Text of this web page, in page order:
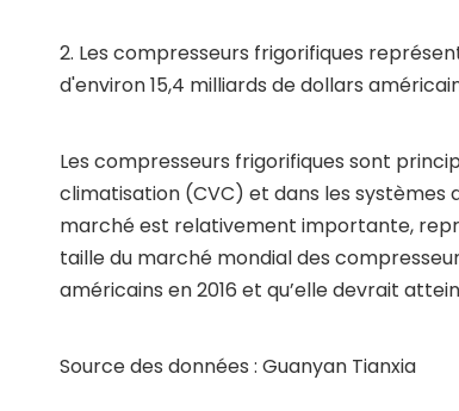
2. Les compresseurs frigorifiques
d'environ 15,4 milliards de dollars
Les compresseurs frigorifiques sont
climatisation (CVC) et dans les systèmes
marché est relativement importante,
taille du marché mondial des
américains en 2016 et qu’elle devrait
Source des données : Guanyan Tianxia